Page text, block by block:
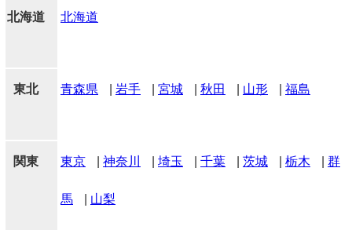
北海道 北海道
東北 青森県 岩手 宮城 秋田 山形 福島
関東 東京 神奈川 埼玉 千葉 茨城 栃木 群
馬 山梨